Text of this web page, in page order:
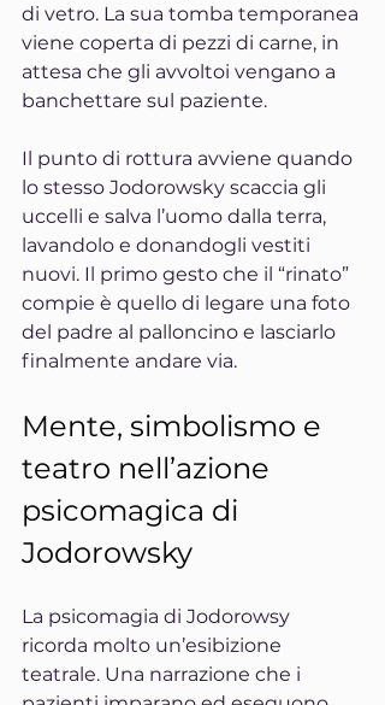
di vetro. La sua tomba temporanea
viene coperta di pezzi di carne, in
attesa che gli avvoltoi vengano a
banchettare sul paziente.
Il punto di rottura avviene quando
lo stesso Jodorowsky scaccia gli
uccelli e salva l’uomo dalla terra,
lavandolo e donandogli vestiti
nuovi. Il primo gesto che il “rinato”
compie è quello di legare una foto
del padre al palloncino e lasciarlo
finalmente andare via.
Mente, simbolismo e
teatro nell’azione
psicomagica di
Jodorowsky
La psicomagia di Jodorowsy
ricorda molto un’esibizione
teatrale. Una narrazione che i